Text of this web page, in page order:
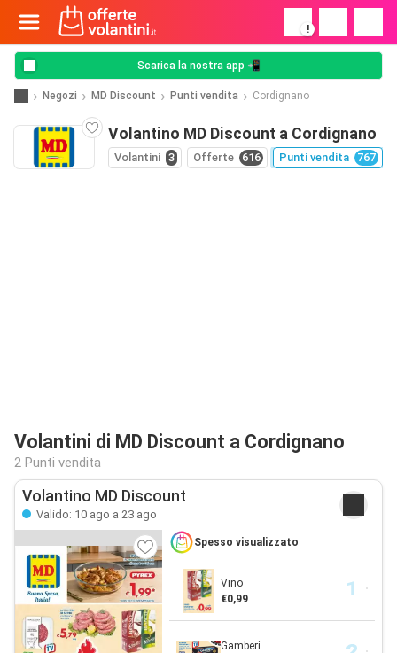
!
Scarica la nostra app 📲
Negozi MD Discount Punti vendita Cordignano
Volantino MD Discount a Cordignano
Volantini 3 Offerte 616 Punti vendita 767
Volantini di MD Discount a Cordignano
2 Punti vendita
Volantino MD Discount
Valido: 10 ago a 23 ago
Spesso visualizzato
Vino
€0,99
Gamberi